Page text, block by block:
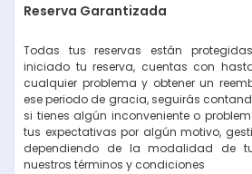
Reserva Garantizada
Todas tus reservas están
iniciado tu reserva, cuentas con
cualquier problema y obtener un
ese periodo de gracia, seguirás
si tienes algún inconveniente o
tus expectativas por algún motivo,
dependiendo de la modalidad de
nuestros términos y condiciones